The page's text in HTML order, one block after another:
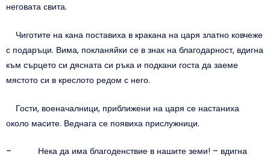
неговата свита.
Чиготите на кана поставиха в кракана на царя златно ковчеже
с подаръци. Вима, покланяйки се в знак на благодарност, вдигна
към сърцето си дясната си ръка и подкани госта да заеме
мястото си в креслото редом с него.
Гости, военачалници, приближени на царя се настаниха
около масите. Веднага се появиха прислужници.
– Нека да има благоденствие в нашите земи! – вдигна